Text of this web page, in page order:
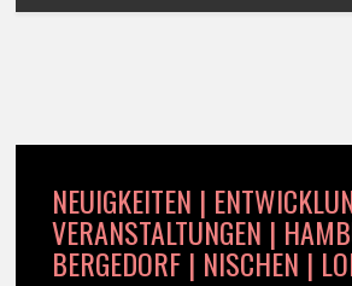
NEUIGKEITEN |
VERANSTALTUNGEN |
BERGEDORF | NISCHEN |